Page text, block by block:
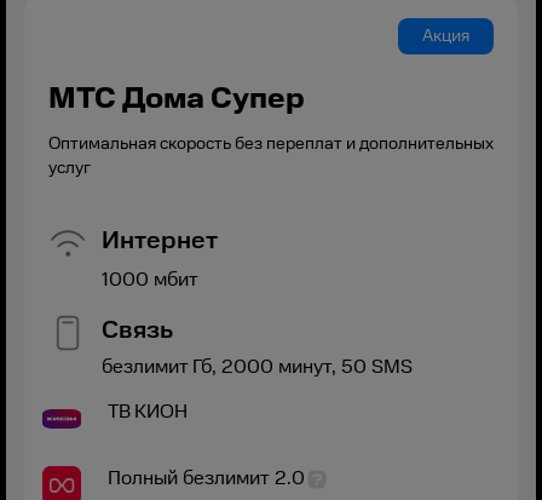
Акция
МТС Дома Супер
Оптимальная скорость без переплат и дополнительных
услуг
Интернет
1000 мбит
Связь
безлимитГб, 2000 минут, 50 SMS
ТВКИОН
Полный безлимит 2.0